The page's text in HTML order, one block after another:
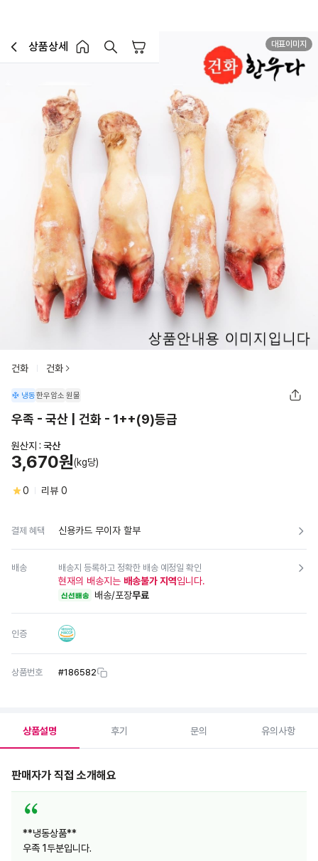
이전페이지로 이동
상품상세
홈 버튼홈 장바구니
대표이미지
건화 건화
냉동한우암소 원물
우족 - 국산 | 건화 - 1++(9)등급
원산지 : 국산
3,670원(kg당)
0 리뷰 0
결제 혜택 신용카드 무이자 할부
배송 배송지 등록하고 정확한 배송 예정일 확인
현재의 배송지는 배송불가 지역입니다.
신선배송 배송/포장무료
인증
상품번호 #186582
상품설명 후기 문의 유의사항
판매자가 직접 소개해요
**냉동상품**
우족 1두분입니다.